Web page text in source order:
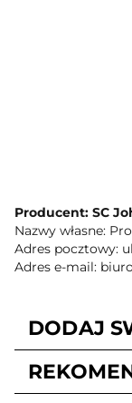
Producent: SC
Nazwy własne:
Adres pocztowy:
Adres e-mail:
DODAJ